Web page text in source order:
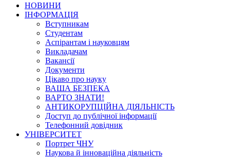
НОВИНИ
ІНФОРМАЦІЯ
Вступникам
Студентам
Аспірантам і науковцям
Викладачам
Вакансії
Документи
Цікаво про науку
ВАША БЕЗПЕКА
ВАРТО ЗНАТИ!
АНТИКОРУПЦІЙНА ДІЯЛЬНІСТЬ
Доступ до публічної інформації
Телефонний довідник
УНІВЕРСИТЕТ
Портрет ЧНУ
Наукова й інноваційна діяльність